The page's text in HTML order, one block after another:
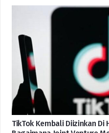
TikTok Kembali Diizinkan Di